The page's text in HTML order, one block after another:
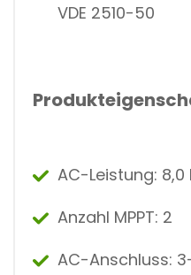
VDE 2510-50
AC-Leistung: 8,0
Anzahl MPPT: 2
AC-Anschluss: